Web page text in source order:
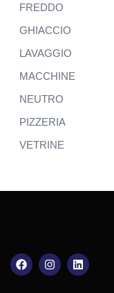
FREDDO
GHIACCIO
LAVAGGIO
MACCHINE
NEUTRO
PIZZERIA
VETRINE